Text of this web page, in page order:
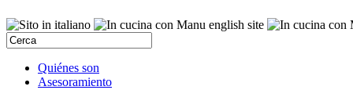
Quiénes son
Asesoramiento